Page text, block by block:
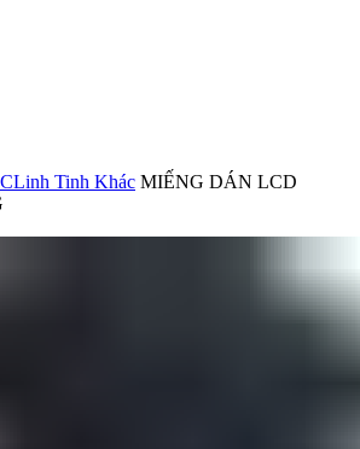
Linh Tinh Khác MIẾNG DÁN LCD